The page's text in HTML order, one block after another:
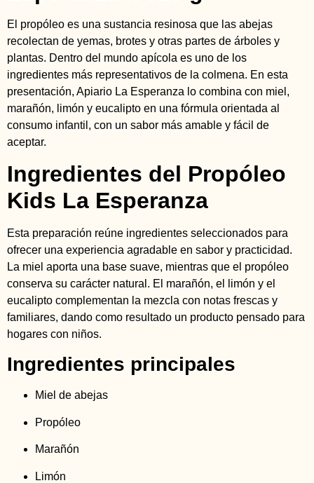
El propóleo es una sustancia resinosa que las abejas
recolectan de yemas, brotes y otras partes de árboles y
plantas. Dentro del mundo apícola es uno de los
ingredientes más representativos de la colmena. En esta
presentación, Apiario La Esperanza lo combina con miel,
marañón, limón y eucalipto en una fórmula orientada al
consumo infantil, con un sabor más amable y fácil de
aceptar.
Ingredientes del Propóleo
Kids La Esperanza
Esta preparación reúne ingredientes seleccionados para
ofrecer una experiencia agradable en sabor y practicidad.
La miel aporta una base suave, mientras que el propóleo
conserva su carácter natural. El marañón, el limón y el
eucalipto complementan la mezcla con notas frescas y
familiares, dando como resultado un producto pensado para
hogares con niños.
Ingredientes principales
Miel de abejas
Propóleo
Marañón
Limón